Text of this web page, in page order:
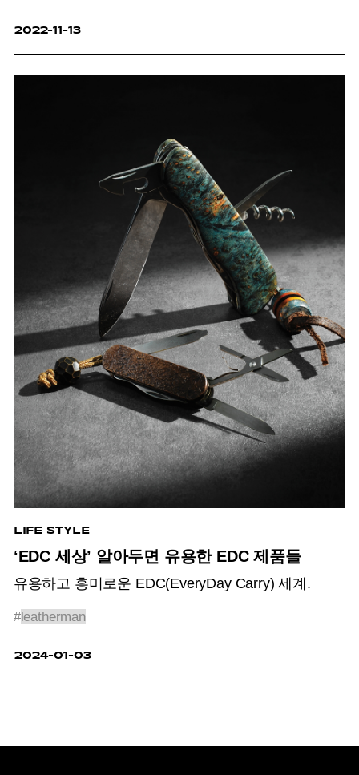
2022-11-13
LIFE STYLE
‘EDC 세상’ 알아두면 유용한 EDC 제품들
유용하고 흥미로운 EDC(EveryDay Carry) 세계.
#leatherman
2024-01-03